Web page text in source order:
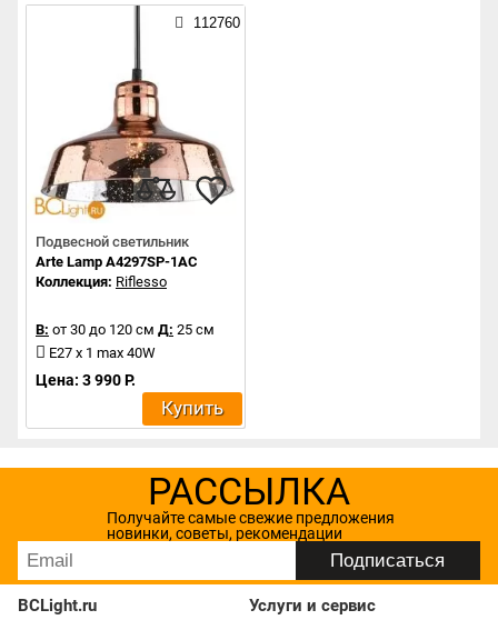
112760
Подвесной светильник
Arte Lamp A4297SP-1AC
Коллекция: Riflesso
В: от 30 до 120 см Д: 25 см
E27 x 1 max 40W
Цена: 3 990 Р.
Купить
РАССЫЛКА
Получайте самые свежие предложения
новинки, советы, рекомендации
BCLight.ru Услуги и сервис